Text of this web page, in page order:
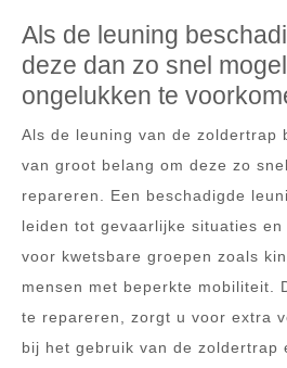
Als de leuning
deze dan zo snel
ongelukken te
Als de leuning van de zoldertrap
van groot belang om deze zo
repareren. Een beschadigde
leiden tot gevaarlijke situaties
voor kwetsbare groepen zoals
mensen met beperkte mobiliteit.
te repareren, zorgt u voor extra
bij het gebruik van de zoldertrap